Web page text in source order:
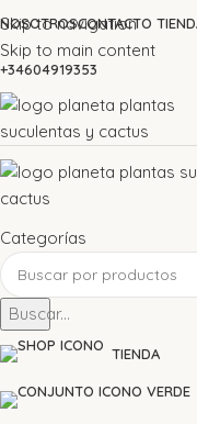
Skip to navigation
Skip to main content
NOSOTROSCONTACTO
+34604919353
Categorías
Buscar...
TIENDA